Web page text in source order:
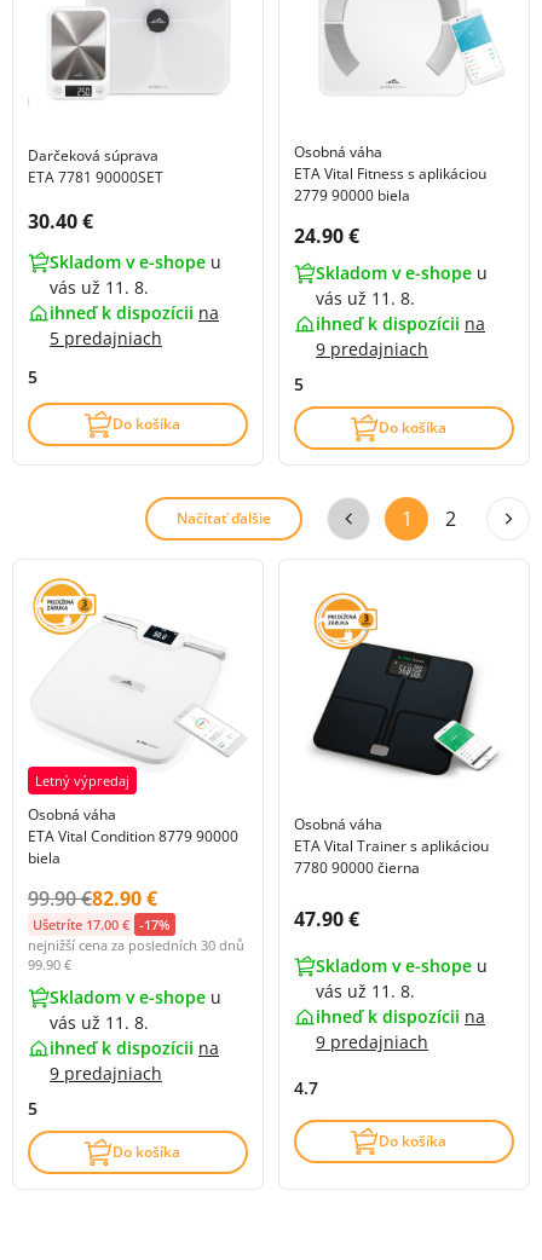
Darčeková súprava
ETA 7781 90000SET
Cena s DPH:
30.40 €
Skladom v e-shope u
vás už 11. 8.
ihneď k dispozícii na
5 predajniach
5
Do košíka
Osobná váha
ETA Vital Fitness s aplikáciou
2779 90000 biela
Cena s DPH:
24.90 €
Skladom v e-shope u
vás už 11. 8.
ihneď k dispozícii na
9 predajniach
5
Do košíka
Načítať ďalšie 1 2
Letný výpredaj
Osobná váha
ETA Vital Condition 8779 90000
biela
Původní cena s DPH:
99.90 €Cena s DPH:
82.90 €
Ušetríte 17.00 € -17%
nejnižší cena za posledních 30 dnů
99.90 €
Skladom v e-shope u
vás už 11. 8.
ihneď k dispozícii na
9 predajniach
5
Do košíka
Osobná váha
ETA Vital Trainer s aplikáciou
7780 90000 čierna
Cena s DPH:
47.90 €
Skladom v e-shope u
vás už 11. 8.
ihneď k dispozícii na
9 predajniach
4.7
Do košíka